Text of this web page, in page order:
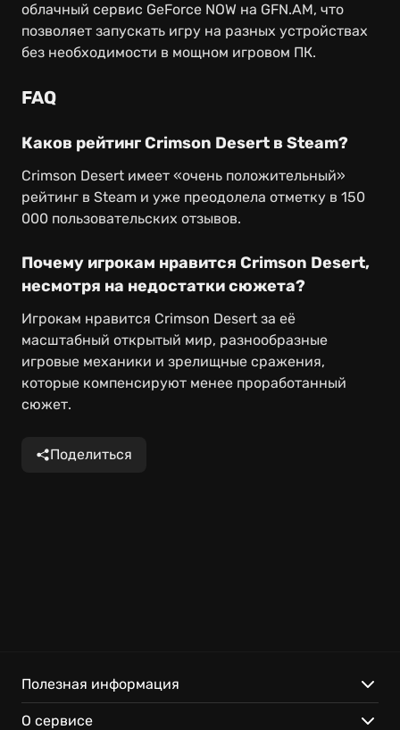
облачный сервис GeForce NOW на GFN.AM, что
позволяет запускать игру на разных устройствах
без необходимости в мощном игровом ПК.
FAQ
Каков рейтинг Crimson Desert в Steam?
Crimson Desert имеет «очень положительный»
рейтинг в Steam и уже преодолела отметку в 150
000 пользовательских отзывов.
Почему игрокам нравится Crimson Desert,
несмотря на недостатки сюжета?
Игрокам нравится Crimson Desert за её
масштабный открытый мир, разнообразные
игровые механики и зрелищные сражения,
которые компенсируют менее проработанный
сюжет.
Поделиться
Полезная информация
О сервисе